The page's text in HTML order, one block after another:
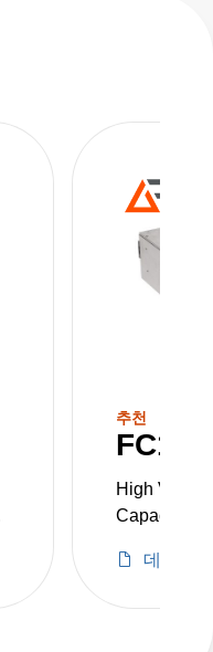
추천
High
Capacitor
Supply in
데이터